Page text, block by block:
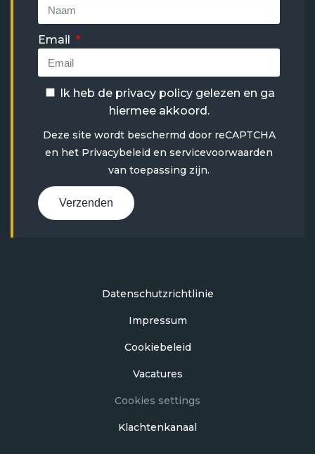
Email
Ik heb de privacy policy gelezen en ga
hiermee akkoord.
Deze site wordt beschermd door reCAPTCHA
en het Privacybeleid en servicevoorwaarden
van toepassing zijn.
Verzenden
Datenschutzrichtlinie
Impressum
Cookiebeleid
Vacatures
Cookies settings
Klachtenkanaal